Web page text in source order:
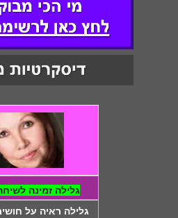
גלילה זמינה
גלילה ראיה על